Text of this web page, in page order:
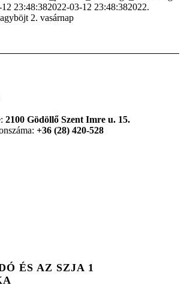
23:48:382022-03-12 23:48:382022.
2. vasárnap
2100 Gödöllő Szent Imre u. 15.
+36 (28) 420-528
ÉS AZ SZJA 1